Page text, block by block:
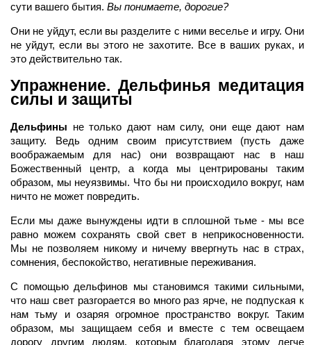
сути вашего бытия. Вы понимаете, дорогие?
Они не уйдут, если вы разделите с ними веселье и игру. Они
не уйдут, если вы этого не захотите. Все в ваших руках, и
это действительно так.
Упражнение. Дельфинья медитация
силы и защиты
Дельфины не только дают нам силу, они еще дают нам
защиту. Ведь одним своим присутствием (пусть даже
воображаемым для нас) они возвращают нас в наш
Божественный центр, а когда мы центрированы таким
образом, мы неуязвимы. Что бы ни происходило вокруг, нам
ничто не может повредить.
Если мы даже вынуждены идти в сплошной тьме - мы все
равно можем сохранять свой свет в неприкосновенности.
Мы не позволяем никому и ничему ввергнуть нас в страх,
сомнения, беспокойство, негативные переживания.
С помощью дельфинов мы становимся такими сильными,
что наш свет разгорается во много раз ярче, не подпуская к
нам тьму и озаряя огромное пространство вокруг. Таким
образом, мы защищаем себя и вместе с тем освещаем
дорогу другим людям, которым благодаря этому легче